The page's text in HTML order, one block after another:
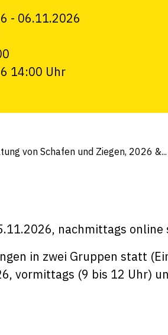
- 06.11.2026
14:00 Uhr
von Schafen und Ziegen, 2026 &...
nachmittags
in zwei Gruppen statt
vormittags (9 bis 12 Uhr)